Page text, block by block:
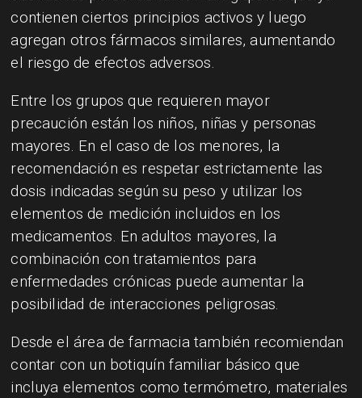
contienen ciertos principios activos y luego
agregan otros fármacos similares, aumentando
el riesgo de efectos adversos.
Entre los grupos que requieren mayor
precaución están los niños, niñas y personas
mayores. En el caso de los menores, la
recomendación es respetar estrictamente las
dosis indicadas según su peso y utilizar los
elementos de medición incluidos en los
medicamentos. En adultos mayores, la
combinación con tratamientos para
enfermedades crónicas puede aumentar la
posibilidad de interacciones peligrosas.
Desde el área de farmacia también recomiendan
contar con un botiquín familiar básico que
incluya elementos como termómetro, materiales